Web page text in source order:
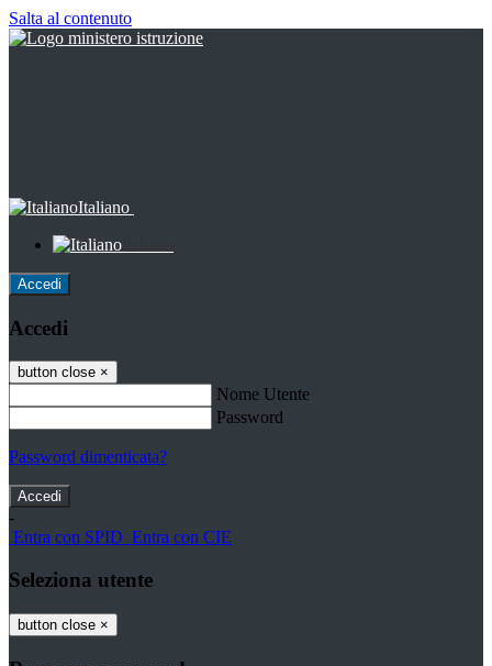
Salta al contenuto
Italiano
Accedi
Accedi
button close ×
Nome Utente
Password
Password dimenticata?
-
Entra con SPID Entra con CIE
Seleziona utente
button close ×